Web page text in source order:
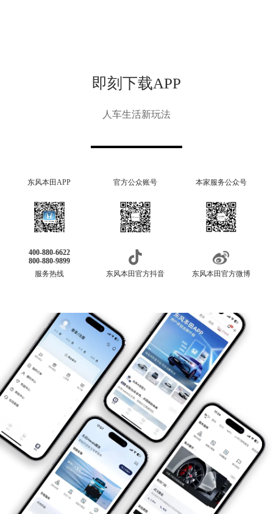
即刻下载APP
人车生活新玩法
东风本田APP 官方公众账号 本家服务公众号
400-880-6622
800-880-9899
服务热线
东风本田官方抖音 东风本田官方微博